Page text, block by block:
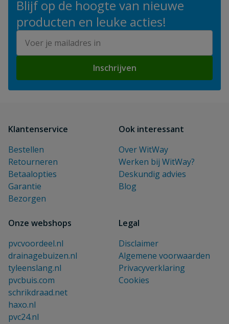
Blijf op de hoogte van nieuwe
producten en leuke acties!
Inschrijven
Klantenservice
Bestellen
Retourneren
Betaalopties
Garantie
Bezorgen
Ook interessant
Over WitWay
Werken bij WitWay?
Deskundig advies
Blog
Onze webshops
pvcvoordeel.nl
drainagebuizen.nl
tyleenslang.nl
pvcbuis.com
schrikdraad.net
haxo.nl
pvc24.nl
Legal
Disclaimer
Algemene voorwaarden
Privacyverklaring
Cookies